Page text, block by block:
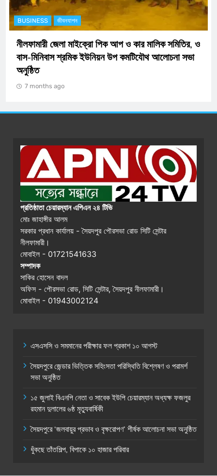
BUSINESS জীবনযাপন
নীলফামারী জেলা মাইক্রো পিক আপ ও কার মালিক সমিতির, ও
বাস-মিনিবাস শ্রমিক ইউনিয়ন উপ কমটিযৌথ আলোচনা সভা
অনুষ্ঠিত
7 months ago
প্রতিষ্ঠাতা চেয়ারম্যান এপিএন ২৪ টিভি
মোঃ জাহাঙ্গীর আলম
সরকার প্রধান কার্যালয় - সৈয়দপুর পৌরসভা রোড সিটি সেন্টার
নীলফামারী।
মোবাইল - 01721541633
সম্পাদক
সাকির হোসেন বাদল
অফিস - পৌরসভা রোড, সিটি সেন্টার, সৈয়দপুর নীলফামারী।
মোবাইল - 01943002124
এসএসসি ও সমমানের পরীক্ষার ফল প্রকাশ ১০ আগস্ট
সৈয়দপুরে জেন্ডার ভিত্তিক সহিংসতা পরিস্থিতি বিশ্লেষণ ও পরামর্শ
সভা অনুষ্ঠিত
১৫ জুলাই বিএনপি নেতা ও সাবেক ইউপি চেয়ারম্যান অধ্যক্ষ ফজলুর
রহমান দুলালের ৬ষ্ঠ মৃত্যুবার্ষিকী
সৈয়দপুরে ‘জলবায়ুর প্রভাব ও বৃক্ষরোপণ’ শীর্ষক আলোচনা সভা অনুষ্ঠিত
ধুঁকছে তাঁতশিল্প, বিপাকে ১০ হাজার পরিবার